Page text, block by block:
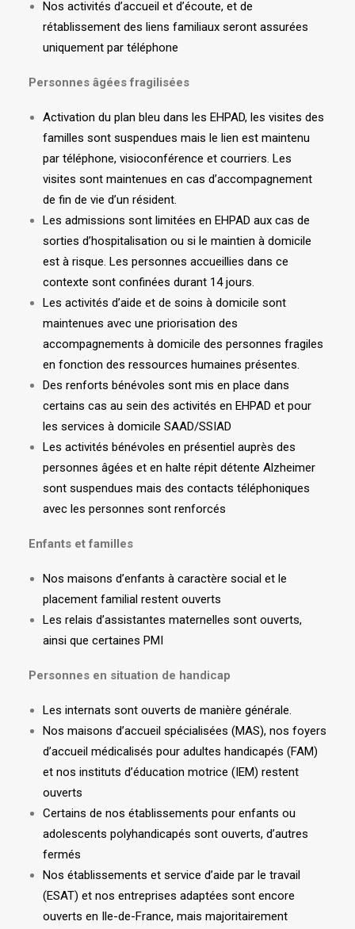
Nos activités d’accueil et d’écoute, et de
rétablissement des liens familiaux seront assurées
uniquement par téléphone
Personnes âgées fragilisées
Activation du plan bleu dans les EHPAD, les visites des
familles sont suspendues mais le lien est maintenu
par téléphone, visioconférence et courriers. Les
visites sont maintenues en cas d’accompagnement
de fin de vie d’un résident.
Les admissions sont limitées en EHPAD aux cas de
sorties d’hospitalisation ou si le maintien à domicile
est à risque. Les personnes accueillies dans ce
contexte sont confinées durant 14 jours.
Les activités d’aide et de soins à domicile sont
maintenues avec une priorisation des
accompagnements à domicile des personnes fragiles
en fonction des ressources humaines présentes.
Des renforts bénévoles sont mis en place dans
certains cas au sein des activités en EHPAD et pour
les services à domicile SAAD/SSIAD
Les activités bénévoles en présentiel auprès des
personnes âgées et en halte répit détente Alzheimer
sont suspendues mais des contacts téléphoniques
avec les personnes sont renforcés
Enfants et familles
Nos maisons d’enfants à caractère social et le
placement familial restent ouverts
Les relais d’assistantes maternelles sont ouverts,
ainsi que certaines PMI
Personnes en situation de handicap
Les internats sont ouverts de manière générale.
Nos maisons d’accueil spécialisées (MAS), nos foyers
d’accueil médicalisés pour adultes handicapés (FAM)
et nos instituts d’éducation motrice (IEM) restent
ouverts
Certains de nos établissements pour enfants ou
adolescents polyhandicapés sont ouverts, d’autres
fermés
Nos établissements et service d’aide par le travail
(ESAT) et nos entreprises adaptées sont encore
ouverts en Ile-de-France, mais majoritairement